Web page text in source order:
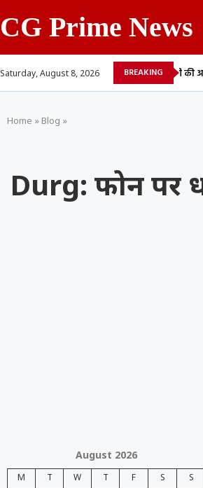
CG Prime News
Saturday, August 8, 2026 BREAKING
लेने का आरोप,... युवती की अश्लील वीडियो
Home » Blog »
Durg: फोन पर
August 2026
M T W T F S S